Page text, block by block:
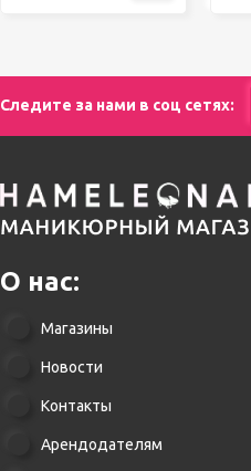
Следите за нами в соц сетях:
О нас:
Магазины
Новости
Контакты
Арендодателям